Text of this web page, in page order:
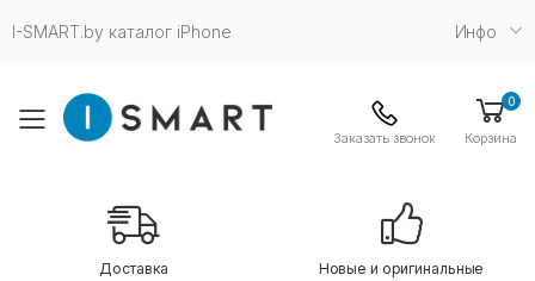
I-SMART.by каталог iPhone Инфо
Toggle mobile menuЗаказать звонок
0
Корзина
Дoставка Новые и оригинальные